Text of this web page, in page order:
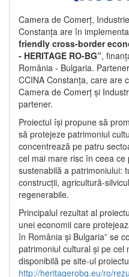
Camera de Comerț,
Constanța are în
friendly cross-border
- HERITAGE RO-BG”,
România - Bulgaria.
CCINA Constanța, care are
Camera de Comerț și
partener.
Proiectul își propune să
să protejeze patrimoniul
concentrează pe patru
cel mai mare risc în ceea
sustenabilă a patrimoniului:
construcții, agricultură-
regenerabile.
Principalul rezultat al
unei economii care
în România și Bulgaria” se
patrimoniul cultural și pe cel
disponibilă pe site-ul
http://heritagerobg.eu/ro/